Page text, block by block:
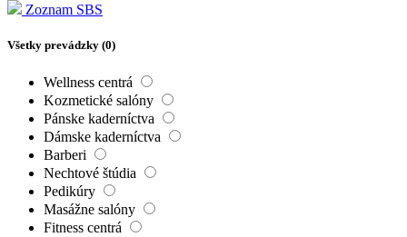
Zoznam SBS
Všetky prevádzky (0)
Wellness centrá
Kozmetické salóny
Pánske kaderníctva
Dámske kaderníctva
Barberi
Nechtové štúdia
Pedikúry
Masážne salóny
Fitness centrá